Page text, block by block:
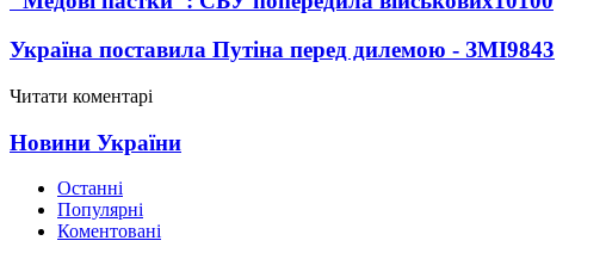
Україна поставила Путіна перед дилемою - ЗМІ9843
Читати коментарі
Новини України
Останні
Популярні
Коментовані